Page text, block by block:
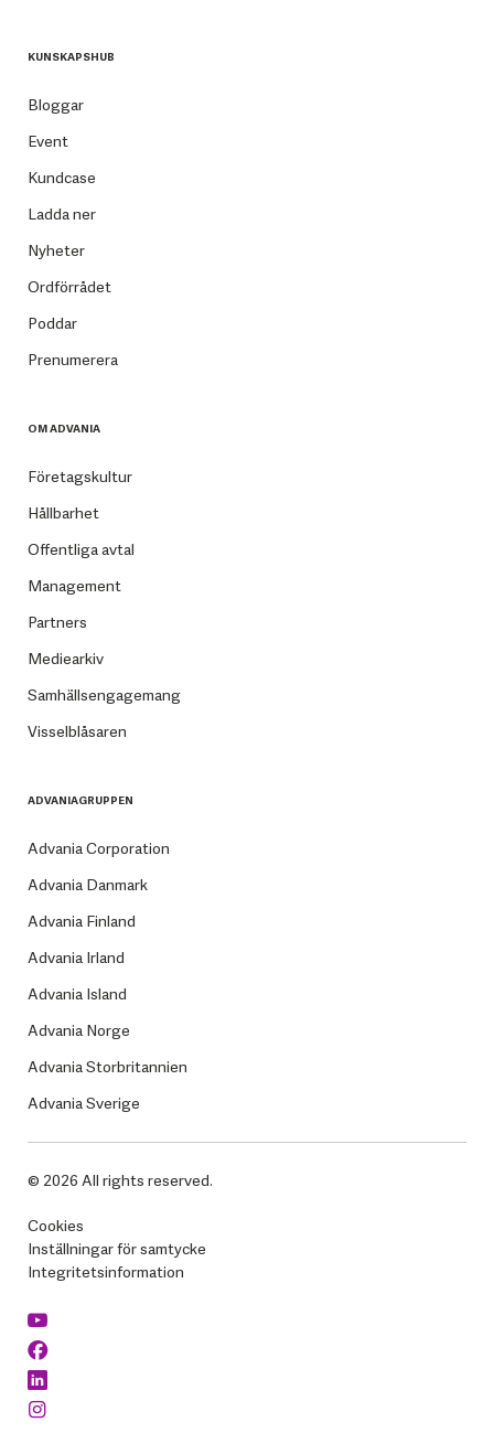
KUNSKAPSHUB
Bloggar
Event
Kundcase
Ladda ner
Nyheter
Ordförrådet
Poddar
Prenumerera
OM ADVANIA
Företagskultur
Hållbarhet
Offentliga avtal
Management
Partners
Mediearkiv
Samhällsengagemang
Visselblåsaren
ADVANIAGRUPPEN
Advania Corporation
Advania Danmark
Advania Finland
Advania Irland
Advania Island
Advania Norge
Advania Storbritannien
Advania Sverige
© 2026 All rights reserved.
Cookies
Inställningar för samtycke
Integritetsinformation